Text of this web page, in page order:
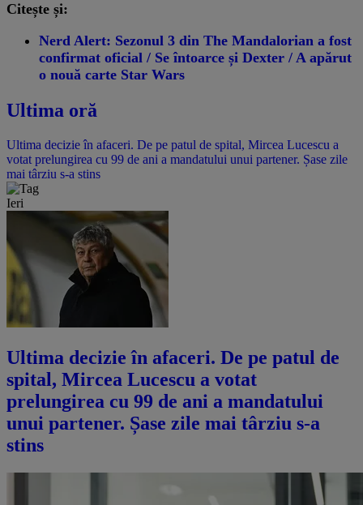
Citește și:
Nerd Alert: Sezonul 3 din The Mandalorian a fost
confirmat oficial / Se întoarce și Dexter / A apărut
o nouă carte Star Wars
Ultima oră
Ultima decizie în afaceri. De pe patul de spital, Mircea Lucescu a
votat prelungirea cu 99 de ani a mandatului unui partener. Șase zile
mai târziu s-a stins
Ieri
Ultima decizie în afaceri. De pe patul de
spital, Mircea Lucescu a votat
prelungirea cu 99 de ani a mandatului
unui partener. Șase zile mai târziu s-a
stins